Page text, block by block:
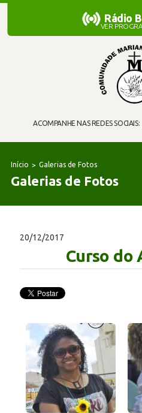
ACOMPANHE NAS REDES SOCIAIS:
Rádio
Rádio
VER
Início Galerias de Fotos
Galerias de Fotos
20/12/2017
Curso do